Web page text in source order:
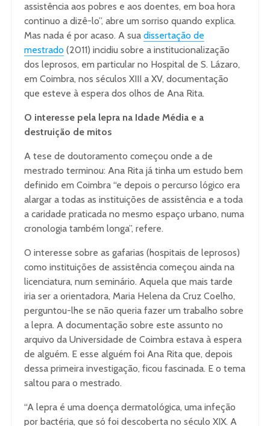
assistência aos pobres e aos doentes, em boa hora
continuo a dizê-lo”, abre um sorriso quando explica.
Mas nada é por acaso. A sua dissertação de
mestrado (2011) incidiu sobre a institucionalização
dos leprosos, em particular no Hospital de S. Lázaro,
em Coimbra, nos séculos XIII a XV, documentação
que esteve à espera dos olhos de Ana Rita.
O interesse pela lepra na Idade Média e a
destruição de mitos
A tese de doutoramento começou onde a de
mestrado terminou: Ana Rita já tinha um estudo bem
definido em Coimbra “e depois o percurso lógico era
alargar a todas as instituições de assistência e a toda
a caridade praticada no mesmo espaço urbano, numa
cronologia também longa”, refere.
O interesse sobre as gafarias (hospitais de leprosos)
como instituições de assistência começou ainda na
licenciatura, num seminário. Aquela que mais tarde
iria ser a orientadora, Maria Helena da Cruz Coelho,
perguntou-lhe se não queria fazer um trabalho sobre
a lepra. A documentação sobre este assunto no
arquivo da Universidade de Coimbra estava à espera
de alguém. E esse alguém foi Ana Rita que, depois
dessa primeira investigação, ficou fascinada. E o tema
saltou para o mestrado.
“A lepra é uma doença dermatológica, uma infeção
por bactéria, que só foi descoberta no século XIX. A